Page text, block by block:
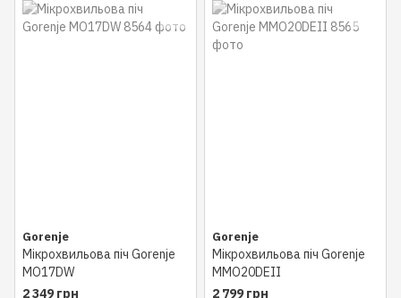
Gorenje
Мікрохвильова піч Gorenje
MO17DW
2 349 грн
Gorenje
Мікрохвильова піч Gorenje
MMO20DEII
2 799 грн